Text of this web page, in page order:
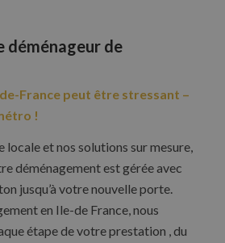
déménageur de
France peut être stressant –
!
locale et nos solutions sur mesure,
déménagement est gérée avec
jusqu’à votre nouvelle porte.
en Ile-de France, nous
étape de votre prestation , du